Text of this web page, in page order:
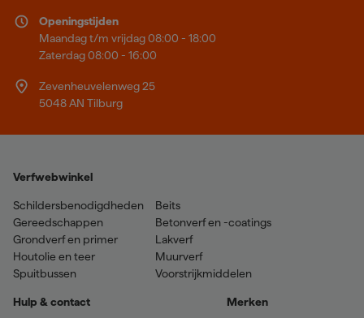
Openingstijden
Maandag t/m vrijdag 08:00 - 18:00
Zaterdag 08:00 - 16:00
Zevenheuvelenweg 25
5048 AN Tilburg
Verfwebwinkel
Schildersbenodigdheden
Gereedschappen
Grondverf en primer
Houtolie en teer
Spuitbussen
Beits
Betonverf en -coatings
Lakverf
Muurverf
Voorstrijkmiddelen
Hulp & contact Merken